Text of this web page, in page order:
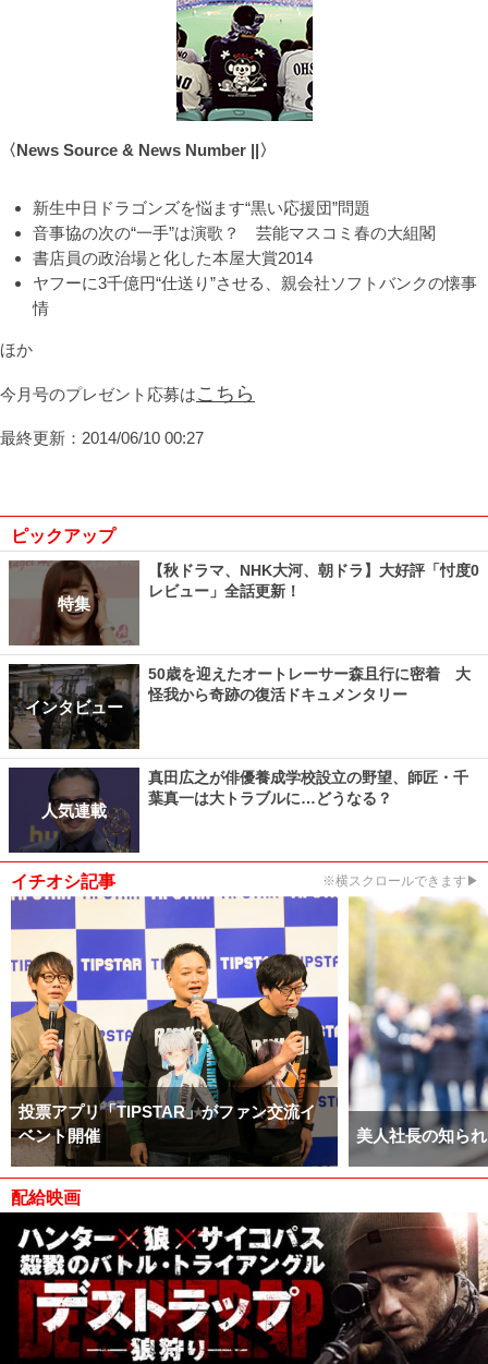
〈News Source & News Number ||〉
新生中日ドラゴンズを悩ます“黒い応援団”問題
音事協の次の“一手”は演歌？ 芸能マスコミ春の大組閣
書店員の政治場と化した本屋大賞2014
ヤフーに3千億円“仕送り”させる、親会社ソフトバンクの懐事
情
ほか
今月号のプレゼント応募はこちら
最終更新： 2014/06/10 00:27
ピックアップ
特集
【秋ドラマ、NHK大河、朝ドラ】大好評「忖度0
レビュー」全話更新！
インタビュー
50歳を迎えたオートレーサー森且行に密着 大
怪我から奇跡の復活ドキュメンタリー
人気連載
真田広之が俳優養成学校設立の野望、師匠・千
葉真一は大トラブルに…どうなる？
イチオシ記事 ※横スクロールできます▶
投票アプリ「TIPSTAR」がファン交流イ
ベント開催
美人社長の知ら
配給映画